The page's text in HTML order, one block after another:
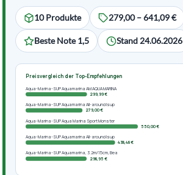
10 Produkte 279,00 – 641,09 €
Beste Note 1,5 Stand 24.06.2026
Preisvergleich der Top-Empfehlungen
Aqua-Marina-SUP Aquamarina AM AQUA MARINA
299,99 €
Aqua-Marina-SUP Aquamarina All-around Isup
279,00 €
Aqua-Marina-SUP Aqua Marina Sport Monster
550,00 €
Aqua-Marina-SUP Aquamarina All-around Isup
438,48 €
Aqua-Marina-SUP Aquamarina, 3.2m/15cm, Bea
298,95 €